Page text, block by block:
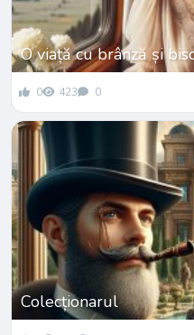
O viață cu brânză și
0 423 0
Colecționarul